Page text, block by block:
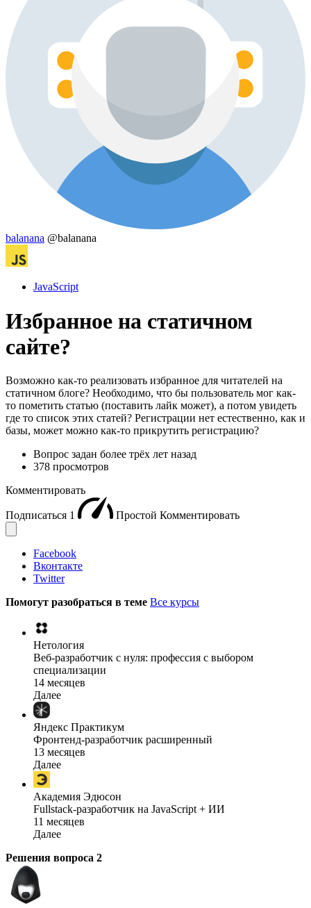
balanana @balanana
JavaScript
Избранное на статичном
сайте?
Возможно как-то реализовать избранное для читателей на
статичном блоге? Необходимо, что бы пользователь мог как-
то пометить статью (поставить лайк может), а потом увидеть
где то список этих статей? Регистрации нет естественно, как и
базы, может можно как-то прикрутить регистрацию?
Вопрос задан более трёх лет назад
378 просмотров
Комментировать
Подписаться 1 Простой Комментировать
Facebook
Вконтакте
Twitter
Помогут разобраться в теме Все курсы
Нетология
Веб-разработчик с нуля: профессия с выбором
специализации
14 месяцев
Далее
Яндекс Практикум
Фронтенд-разработчик расширенный
13 месяцев
Далее
Академия Эдюсон
Fullstack-разработчик на JavaScript + ИИ
11 месяцев
Далее
Решения вопроса 2